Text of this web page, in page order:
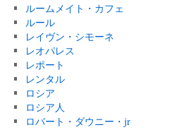
ルームメイト・カフェ
ルール
レイヴン・シモーネ
レオパレス
レポート
レンタル
ロシア
ロシア人
ロバート・ダウニー・jr